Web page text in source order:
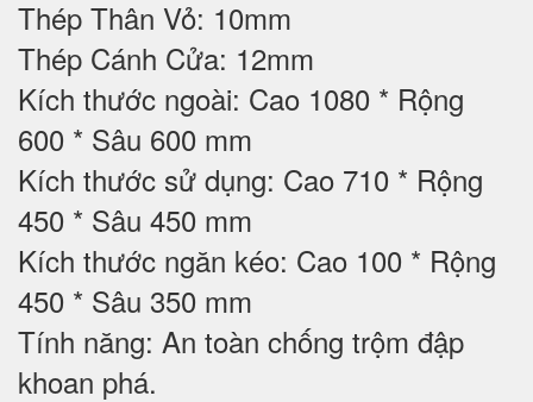
Thép Thân Vỏ: 10mm
Thép Cánh Cửa: 12mm
Kích thước ngoài: Cao 1080 * Rộng
600 * Sâu 600 mm
Kích thước sử dụng: Cao 710 * Rộng
450 * Sâu 450 mm
Kích thước ngăn kéo: Cao 100 * Rộng
450 * Sâu 350 mm
Tính năng: An toàn chống trộm đập
khoan phá.